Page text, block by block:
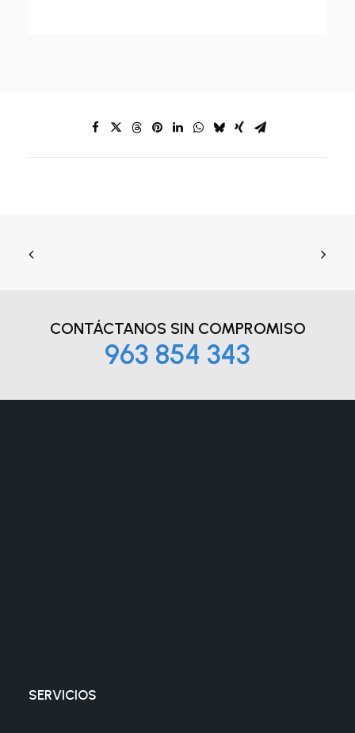
CONTÁCTANOS SIN COMPROMISO
963 854 343
SERVICIOS